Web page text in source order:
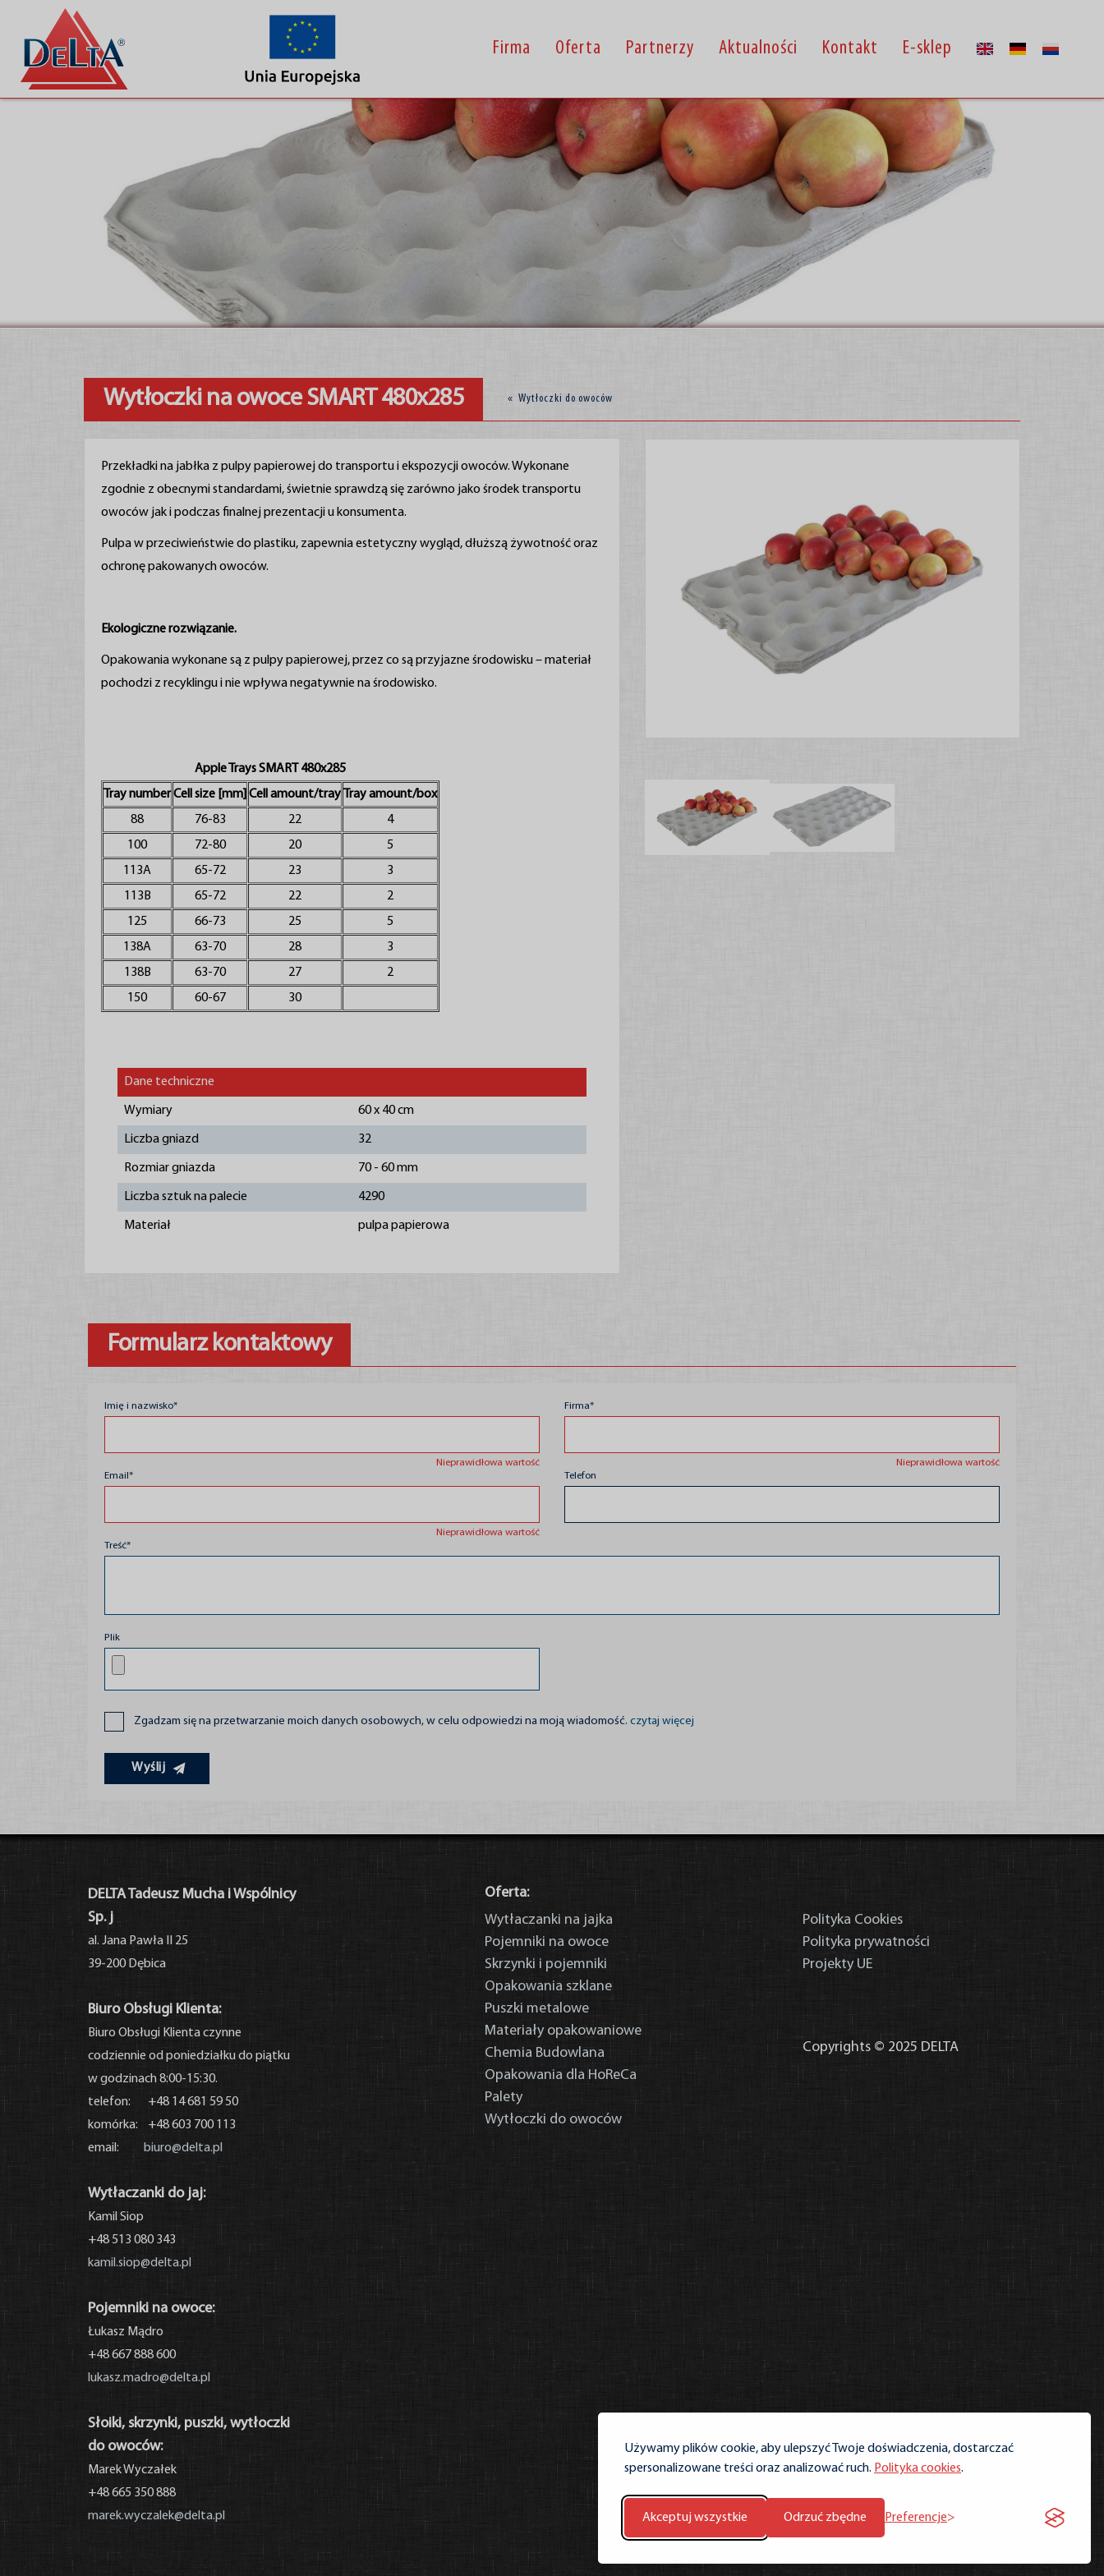
Używamy plików cookie, aby ulepszyć Twoje doświadczenia, dostarczać
spersonalizowane treści oraz analizować ruch. Polityka cookies.
Akceptuj wszystkie Odrzuć zbędne Preferencje
Firma Oferta Partnerzy Aktualności Kontakt E-sklep
Wytłoczki na owoce SMART 480x285 « Wytłoczki do owoców
Przekładki na jabłka z pulpy papierowej do transportu i ekspozycji owoców. Wykonane
zgodnie z obecnymi standardami, świetnie sprawdzą się zarówno jako środek transportu
owoców jak i podczas finalnej prezentacji u konsumenta.
Pulpa w przeciwieństwie do plastiku, zapewnia estetyczny wygląd, dłuższą żywotność oraz
ochronę pakowanych owoców.
Ekologiczne rozwiązanie.
Opakowania wykonane są z pulpy papierowej, przez co są przyjazne środowisku – materiał
pochodzi z recyklingu i nie wpływa negatywnie na środowisko.
Apple Trays SMART 480x285
Tray numberCell size [mm] Cell amount/tray
Tray amount/box
88
76-83 22
4
100
72-80 20
5
113A
65-72 23
3
113B
65-72 22
2
125
66-73 25
5
138A
63-70 28
3
138B
63-70 27
2
150
60-67 30
Dane techniczne
Wymiary 60 x 40 cm
Liczba gniazd 32
Rozmiar gniazda 70 - 60 mm
Liczba sztuk na palecie 4290
Materiał pulpa papierowa
Formularz kontaktowy
Nieprawidłowa wartość
Imię i nazwisko*
Nieprawidłowa wartość
Firma*
Nieprawidłowa wartość
Email* Telefon
Treść*
Plik
Zgadzam się na przetwarzanie moich danych osobowych, w celu odpowiedzi na moją wiadomość. czytaj więcej
Wyślij
DELTA Tadeusz Mucha i Wspólnicy
Sp. j
al. Jana Pawła II 25
39-200 Dębica
Biuro Obsługi Klienta:
Biuro Obsługi Klienta czynne
codziennie od poniedziałku do piątku
w godzinach 8:00-15:30.
telefon: +48 14 681 59 50
komórka: +48 603 700 113
email:
biuro@delta.pl
Wytłaczanki do jaj:
Kamil Siop
+48 513 080 343
kamil.siop@delta.pl
Pojemniki na owoce:
Łukasz Mądro
+48 667 888 600
lukasz.madro@delta.pl
Słoiki, skrzynki, puszki, wytłoczki
do owoców:
Marek Wyczałek
+48 665 350 888
marek.wyczalek@delta.pl
Oferta:
Wytłaczanki na jajka
Pojemniki na owoce
Skrzynki i pojemniki
Opakowania szklane
Puszki metalowe
Materiały opakowaniowe
Chemia Budowlana
Opakowania dla HoReCa
Palety
Wytłoczki do owoców
Polityka Cookies
Polityka prywatności
Projekty UE
Copyrights © 2025 DELTA